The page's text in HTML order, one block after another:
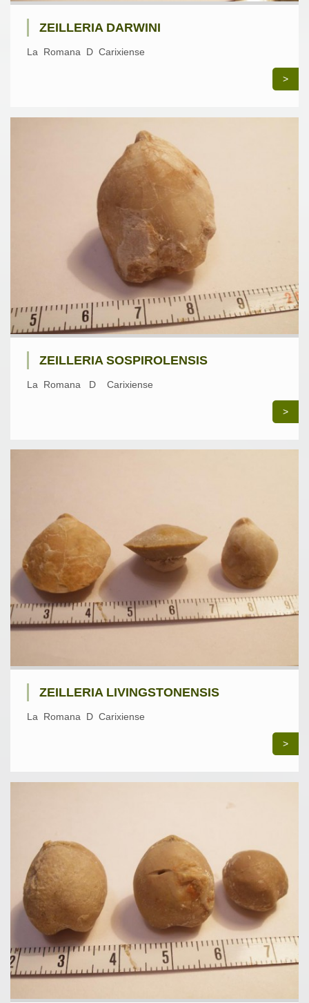
ZEILLERIA DARWINI
La Romana D Carixiense
>
ZEILLERIA SOSPIROLENSIS
La Romana D Carixiense
>
ZEILLERIA LIVINGSTONENSIS
La Romana D Carixiense
>